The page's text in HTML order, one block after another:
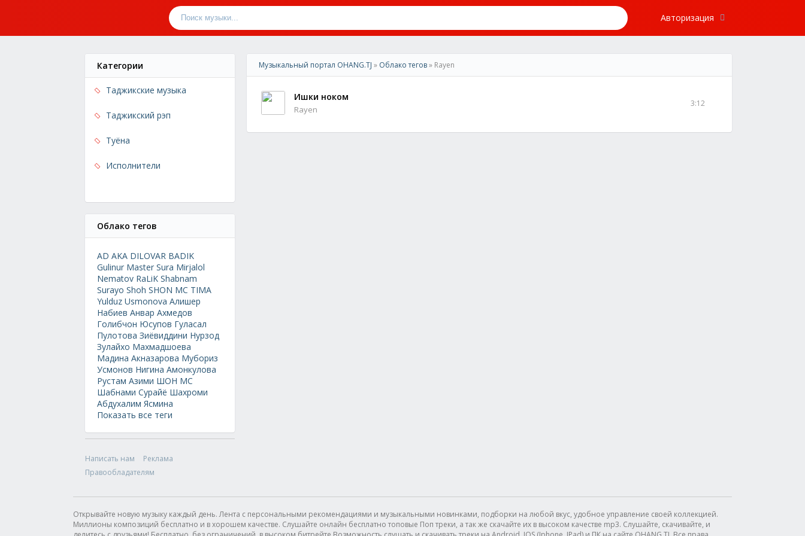
Авторизация
Категории
Таджикские музыка
Таджикский рэп
Туёна
Исполнители
Облако тегов
AD AKA DILOVAR BADIK
Gulinur Master Sura Mirjalol
Nematov RaLiK Shabnam
Surayo Shoh SHON MC TIMA
Yulduz Usmonova Алишер
Набиев Анвар Ахмедов
Голибчон Юсупов Гуласал
Пулотова Зиёвиддини Нурзод
Зулайхо Махмадшоева
Мадина Акназарова Мубориз
Усмонов Нигина Амонкулова
Рустам Азими ШОН МС
Шабнами Сурайё Шахроми
Абдухалим Ясмина
Показать все теги
Написать нам
Реклама
Правообладателям
Музыкальный портал OHANG.TJ » Облако тегов» Rayen
Ишки ноком
Rayen
3:12
Открывайте новую музыку каждый день. Лента с персональными рекомендациями и музыкальными новинками, подборки на любой вкус, удобное управление своей коллекцией.
Миллионы композиций бесплатно и в хорошем качестве. Слушайте онлайн бесплатно топовые Поп треки, а так же скачайте их в высоком качестве mp3. Слушайте, скачивайте, и